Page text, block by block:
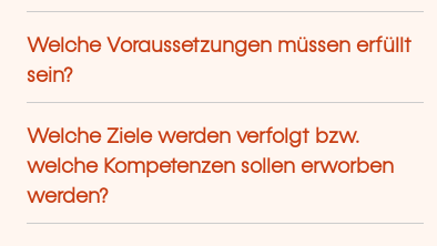
Welche Voraussetzungen müssen erfüllt
sein?
Welche Ziele werden verfolgt bzw.
welche Kompetenzen sollen erworben
werden?